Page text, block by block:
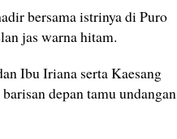
bersama istrinya di Puro
jas warna hitam.
Ibu Iriana serta Kaesang
depan tamu undangan